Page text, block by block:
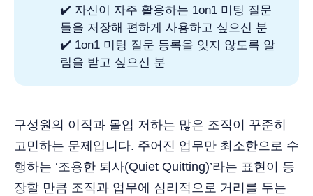
✔️ 자신이 자주 활용하는 1on1 미팅 질문
들을 저장해 편하게 사용하고 싶으신 분
✔️ 1on1 미팅 질문 등록을 잊지 않도록 알
림을 받고 싶으신 분
구성원의 이직과 몰입 저하는 많은 조직이 꾸준히
고민하는 문제입니다. 주어진 업무만 최소한으로 수
행하는 ‘조용한 퇴사(Quiet Quitting)’라는 표현이 등
장할 만큼 조직과 업무에 심리적으로 거리를 두는